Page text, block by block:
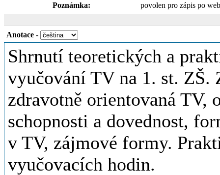
Poznámka:
povolen pro zápis po
Anotace -
Shrnutí teoretických a
vyučování TV na 1. st. ZŠ.
zdravotně orientovaná TV,
schopnosti a dovednost,
v TV, zájmové formy.
vyučovacích hodin.